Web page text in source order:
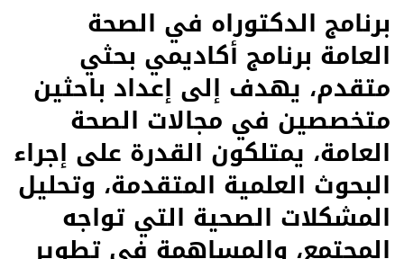
برنامج الدكتوراه في الصحة
العامة برنامج أكاديمي بحثي
متقدم، يهدف إلى إعداد باحثين
متخصصين في مجالات الصحة
العامة، يمتلكون القدرة على إجراء
البحوث العلمية المتقدمة، وتحليل
المشكلات الصحية التي تواجه